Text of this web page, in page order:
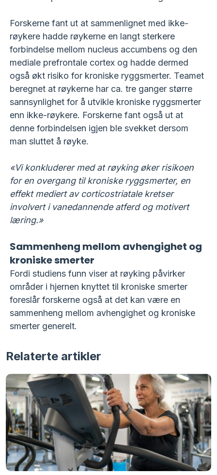
Forskerne fant ut at sammenlignet med ikke-
røykere hadde røykerne en langt sterkere
forbindelse mellom nucleus accumbens og den
mediale prefrontale cortex og hadde dermed
også økt risiko for kroniske ryggsmerter. Teamet
beregnet at røykerne har ca. tre ganger større
sannsynlighet for å utvikle kroniske ryggsmerter
enn ikke-røykere. Forskerne fant også ut at
denne forbindelsen igjen ble svekket dersom
man sluttet å røyke.
«Vi konkluderer med at røyking øker risikoen
for en overgang til kroniske ryggsmerter, en
effekt mediert av corticostriatale kretser
involvert i vanedannende atferd og motivert
læring.»
Sammenheng mellom avhengighet og
kroniske smerter
Fordi studiens funn viser at røyking påvirker
områder i hjernen knyttet til kroniske smerter
foreslår forskerne også at det kan være en
sammenheng mellom avhengighet og kroniske
smerter generelt.
Relaterte artikler